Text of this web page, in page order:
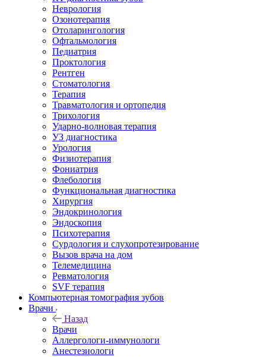
Неврология
Озонотерапия
Отоларингология
Офтальмология
Педиатрия
Проктология
Рентген
Стоматология
Терапия
Травматология и ортопедия
Трихология
Ударно-волновая терапия
УЗ диагностика
Урология
Физиотерапия
Фониатрия
Флебология
Функциональная диагностика
Хирургия
Эндокринология
Эндоскопия
Психотерапия
Сурдология и слухопротезирование
Вызов врача на дом
Телемедицина
Ревматология
SVF терапия
Компьютерная томография зубов
Врачи
Назад
Врачи
Аллергологи-иммунологи
Анестезиологи